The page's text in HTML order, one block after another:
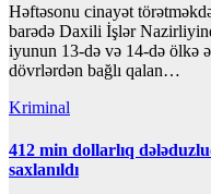
Həftəsonu cinayət
barədə Daxili İşlər
iyunun 13-də və 14-də ölkə
dövrlərdən bağlı qalan…
Kriminal
412 min dollarlıq
saxlanıldı